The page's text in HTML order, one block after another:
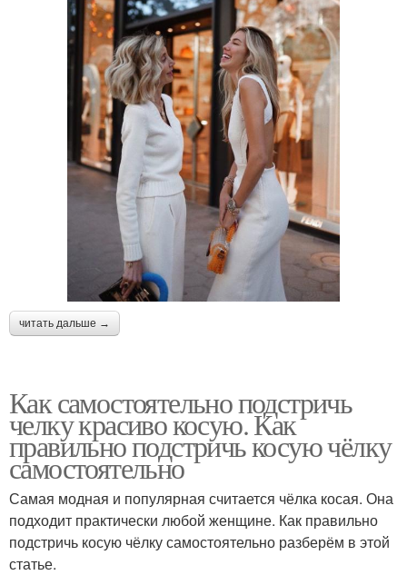
читать дальше →
Как самостоятельно подстричь
челку красиво косую. Как
правильно подстричь косую чёлку
самостоятельно
Самая модная и популярная считается чёлка косая. Она
подходит практически любой женщине. Как правильно
подстричь косую чёлку самостоятельно разберём в этой
статье.